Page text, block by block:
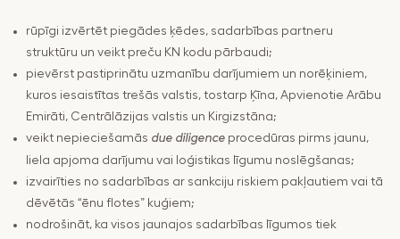
rūpīgi izvērtēt piegādes ķēdes, sadarbības partneru
struktūru un veikt preču KN kodu pārbaudi;
pievērst pastiprinātu uzmanību darījumiem un norēķiniem,
kuros iesaistītas trešās valstis, tostarp Ķīna, Apvienotie Arābu
Emirāti, Centrālāzijas valstis un Kirgizstāna;
veikt nepieciešamās due diligence procedūras pirms jaunu,
liela apjoma darījumu vai loģistikas līgumu noslēgšanas;
izvairīties no sadarbības ar sankciju riskiem pakļautiem vai tā
dēvētās “ēnu flotes” kuģiem;
nodrošināt, ka visos jaunajos sadarbības līgumos tiek